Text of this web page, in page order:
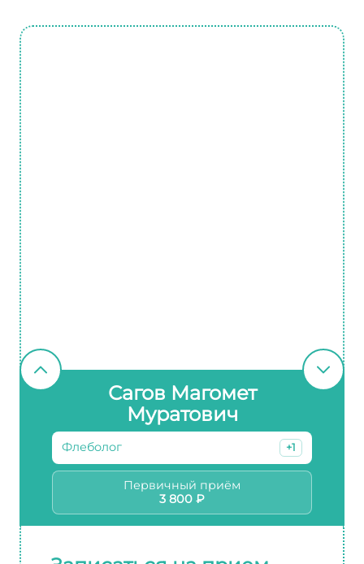
Сагов Магомет
Муратович
Флеболог +1
Первичный приём
3 800 ₽